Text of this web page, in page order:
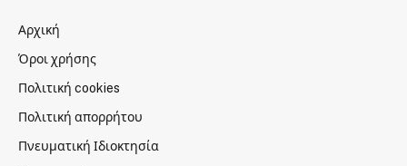
Αρχική
Όροι χρήσης
Πολιτική cookies
Πολιτική απορρήτου
Πνευματική Ιδιοκτησία